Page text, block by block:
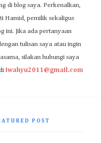
di blog saya. Perkenalkan,
Hamid, pemilik sekaligus
ini. Jika ada pertanyaan
tulisan saya atau ingin
silakan hubungi saya
iwahyu2011@gmail.com
POST